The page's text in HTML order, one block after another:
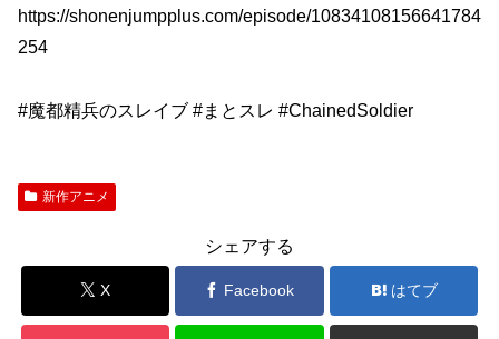
https://shonenjumpplus.com/episode/10834108156641784
254
#魔都精兵のスレイブ #まとスレ #ChainedSoldier
新作アニメ
シェアする
X Facebook はてブ